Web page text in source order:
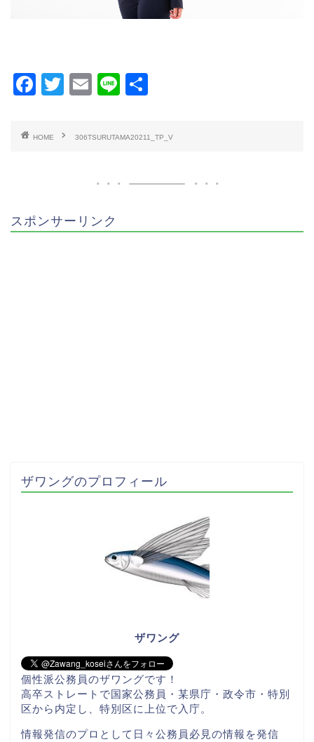
F
c
o
k
T
tt
E
ai
Li
e
HOME 306TSURUTAMA20211_TP_V
スポンサーリンク
ザワングのプロフィール
ザワング
個性派公務員のザワングです！
高卒ストレートで国家公務員・某県庁・政令市・特別
区から内定し、特別区に上位で入庁。
情報発信のプロとして日々公務員必見の情報を発信